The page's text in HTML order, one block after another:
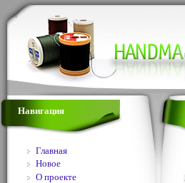
Навигация
Главная
Новое
О проекте